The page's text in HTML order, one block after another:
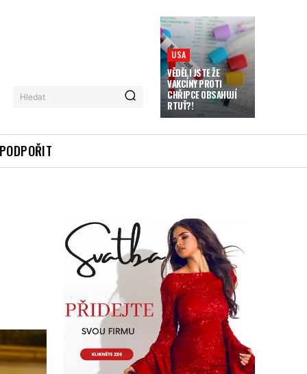
Hledat
USA
VĚDĚLI JSTE ŽE
VAKCÍNY PROTI
CHŘIPCE OBSAHUJÍ
RTUŤ?!
PODPOŘIT